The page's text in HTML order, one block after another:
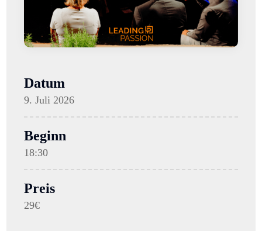
Datum
9. Juli 2026
Beginn
18:30
Preis
29€